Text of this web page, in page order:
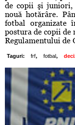
de copii şi juniori,
nouă hotărâre.
fotbal organizate
postura de copii
Regulamentului de
Taguri: frf, fotbal ,